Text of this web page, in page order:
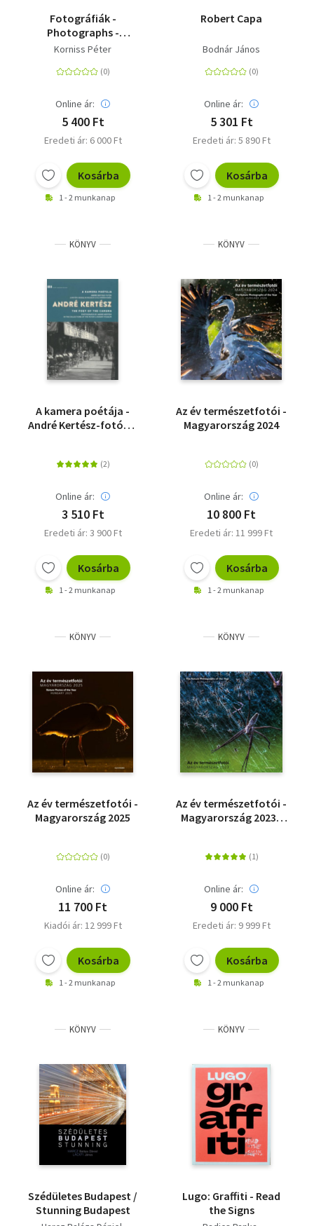
Fotográfiák -
Photographs -
Fotografien 1959-2017
Korniss Péter
Online ár:
5 400 Ft
Eredeti ár: 6 000 Ft
Kosárba
1 - 2 munkanap
Robert Capa
Bodnár János
Online ár:
5 301 Ft
Eredeti ár: 5 890 Ft
Kosárba
1 - 2 munkanap
KÖNYV
A kamera poétája -
André Kertész-fotók a
gyűjteményéből
Online ár:
3 510 Ft
Eredeti ár: 3 900 Ft
Kosárba
1 - 2 munkanap
KÖNYV
Az év természetfotói -
Magyarország 2024
Online ár:
10 800 Ft
Eredeti ár: 11 999 Ft
Kosárba
1 - 2 munkanap
KÖNYV
Az év természetfotói -
Magyarország 2025
Online ár:
11 700 Ft
Kiadói ár: 12 999 Ft
Kosárba
1 - 2 munkanap
KÖNYV
Az év természetfotói -
Magyarország 2023 -
Year - Hungary 2023
Online ár:
9 000 Ft
Eredeti ár: 9 999 Ft
Kosárba
1 - 2 munkanap
KÖNYV
Szédületes Budapest /
Stunning Budapest
KÖNYV
Lugo: Graffiti - Read
the Signs